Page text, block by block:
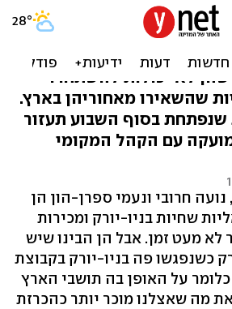
מוצאת את עצמן
שהן לא יכולות להשתחרר
שהשאירו מאחוריהן בארץ.
בסוף השבוע תעזור
עם הקהל המקומי
חרובי ונעמי ספרן-הון הן
שחיות בניו-יורק ומכירות
מעט זמן. אבל הן הבינו שיש
כשנפגשו פה בניו-יורק בקבוצת
על האופן בה תושבי הארץ
את מה שאצלנו מוכר יותר כהכרזת